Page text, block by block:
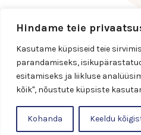
Hindame teie
Kasutame küpsiseid teie
parandamiseks,
esitamiseks ja liikluse
kõik", nõustute küpsiste
Kohanda Keeldu